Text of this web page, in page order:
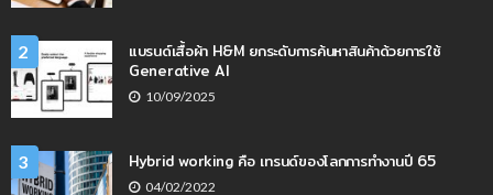
2
แบรนด์เสื้อผ้า H&M ยกระดับการค้นหาสินค้าด้วยการใช้
Generative AI
10/09/2025
3 Hybrid working คือ เทรนด์ของโลกการทำงานปี 65
04/02/2022